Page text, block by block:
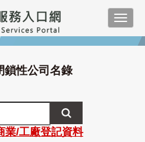
鎖性公司名錄
業/工廠登記資料